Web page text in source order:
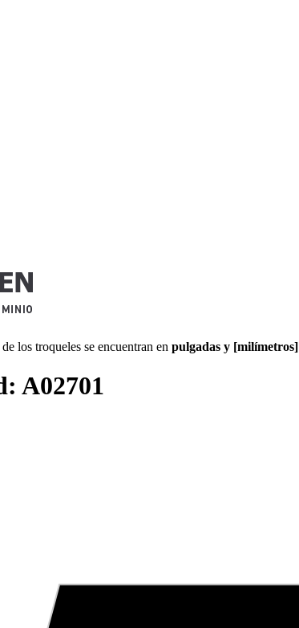
los troqueles se encuentran en pulgadas y [milímetros]
A02701